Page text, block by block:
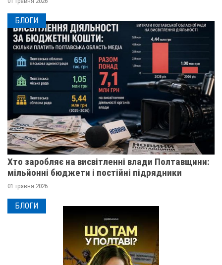
БЛОГИ
Хто заробляє на висвітленні влади Полтавщини:
мільйонні бюджети і постійні підрядники
01 травня 2026
БЛОГИ